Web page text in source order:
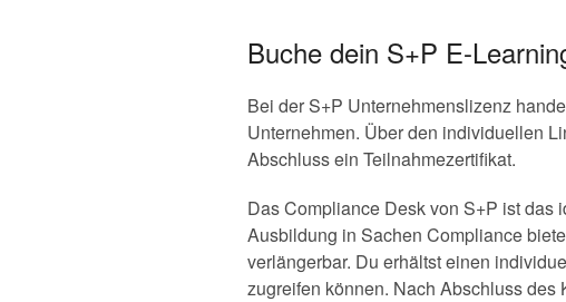
Buche dein S+P E-
Bei der S+P Unternehmenslizenz
Unternehmen. Über den individuellen
Abschluss ein Teilnahmezertifikat.
Das Compliance Desk von S+P ist das
Ausbildung in Sachen Compliance
verlängerbar. Du erhältst einen
zugreifen können. Nach Abschluss des